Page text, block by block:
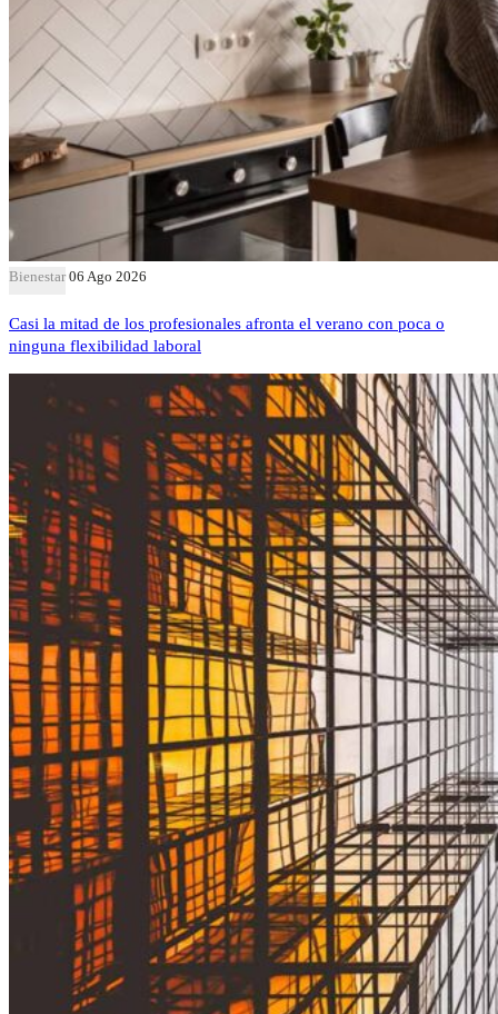
Bienestar 06 Ago 2026
Casi la mitad de los profesionales afronta el verano con poca o
ninguna flexibilidad laboral